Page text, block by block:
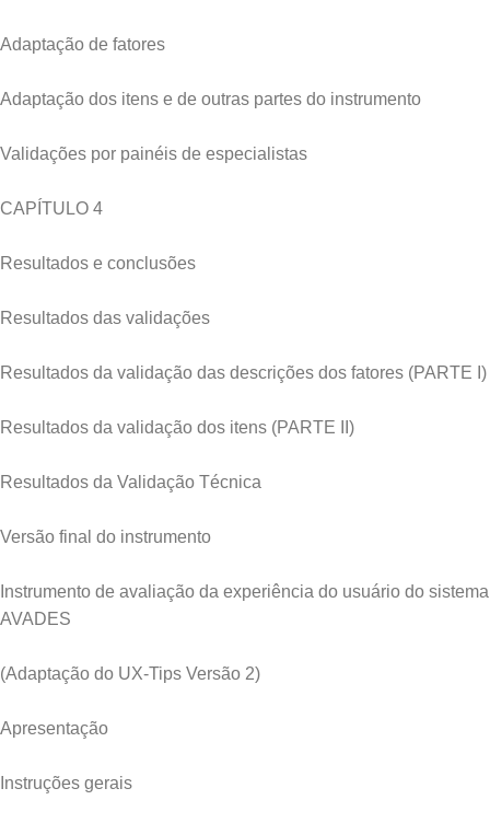
Adaptação de fatores
Adaptação dos itens e de outras partes do instrumento
Validações por painéis de especialistas
CAPÍTULO 4
Resultados e conclusões
Resultados das validações
Resultados da validação das descrições dos fatores (PARTE I)
Resultados da validação dos itens (PARTE II)
Resultados da Validação Técnica
Versão final do instrumento
Instrumento de avaliação da experiência do usuário do sistema
AVADES
(Adaptação do UX-Tips Versão 2)
Apresentação
Instruções gerais